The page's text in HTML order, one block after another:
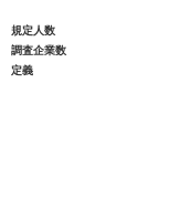
規定人数
調査企業数
定義